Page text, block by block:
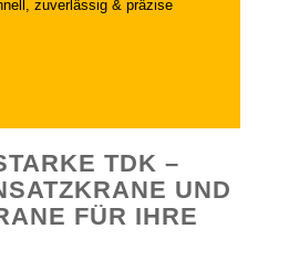
zuverlässig & präzise
TDK –
UND
FÜR IHRE